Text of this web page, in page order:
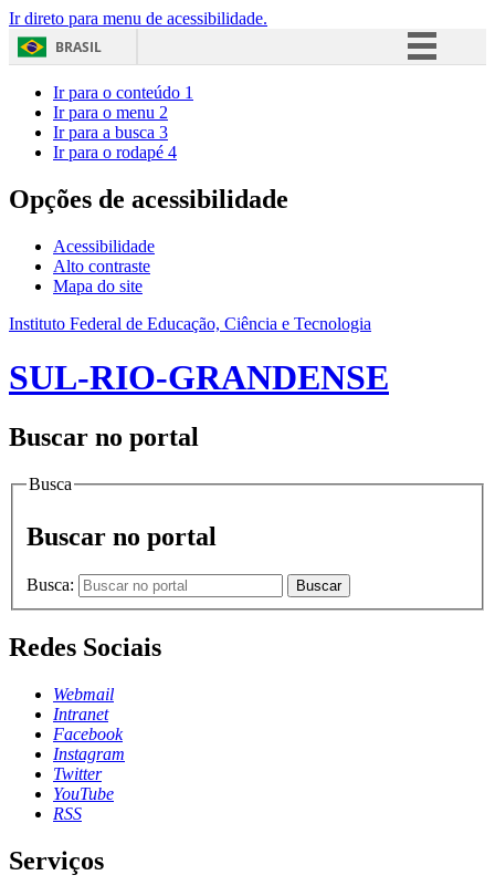
Ir direto para menu de acessibilidade.
BRASIL
Acesso à informação
Ir para o conteúdo 1
Ir para o menu 2
Ir para a busca 3
Ir para o rodapé 4
Opções de acessibilidade
Acessibilidade
Alto contraste
Mapa do site
Instituto Federal de Educação, Ciência e Tecnologia
SUL-RIO-GRANDENSE
Buscar no portal
Busca
Buscar no portal
Busca: Buscar
Redes Sociais
Webmail
Intranet
Facebook
Instagram
Twitter
YouTube
RSS
Serviços